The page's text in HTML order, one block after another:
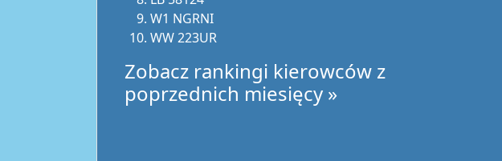
W1 NGRNI
WW 223UR
Zobacz rankingi kierowców z
poprzednich miesięcy »